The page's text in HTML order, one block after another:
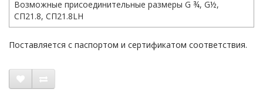
Возможные присоединительные размеры G ¾, G½,
СП21.8, СП21.8LH
Поставляется с паспортом и сертификатом соответствия.